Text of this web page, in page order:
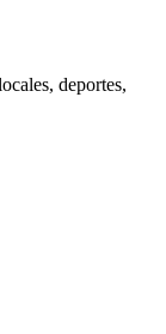
deportes,